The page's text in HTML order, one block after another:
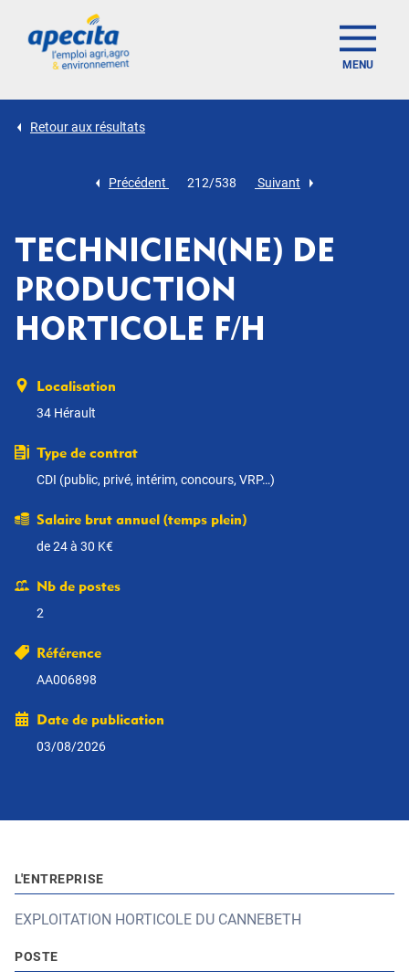
MENU
Retour aux résultats
Précédent 212/538 Suivant
TECHNICIEN(NE) DE
PRODUCTION
HORTICOLE F/H
Localisation
34 Hérault
Type de contrat
CDI (public, privé, intérim, concours, VRP…)
Salaire brut annuel (temps plein)
de 24 à 30 K€
Nb de postes
2
Référence
AA006898
Date de publication
03/08/2026
L'ENTREPRISE
EXPLOITATION HORTICOLE DU CANNEBETH
POSTE